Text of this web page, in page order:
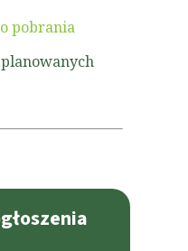
pobrania